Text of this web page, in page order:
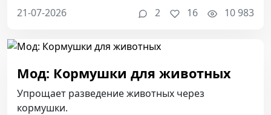
21-07-2026
2 16 10 983
Мод: Кормушки для животных
Упрощает разведение животных через
кормушки.